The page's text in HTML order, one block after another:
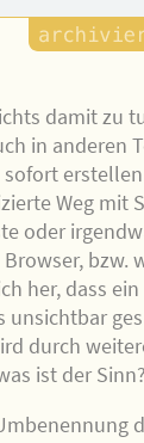
damit zu
in anderen
Weg mit
oder
bzw.
her, dass
unsichtbar
durch
ist der